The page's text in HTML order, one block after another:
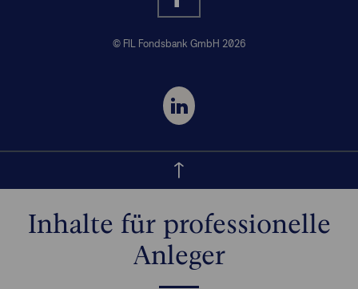
© FIL Fondsbank GmbH 2026
Inhalte für professionelle
Anleger